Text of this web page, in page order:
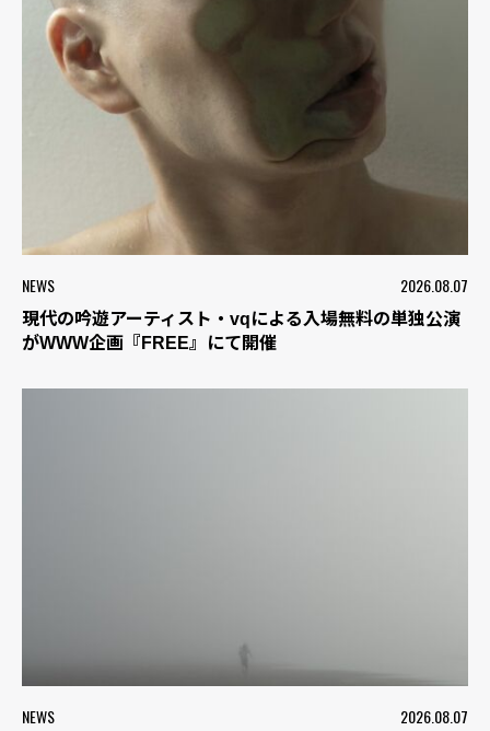
NEWS 2026.08.07
現代の吟遊アーティスト・vqによる入場無料の単独公演
がWWW企画『FREE』にて開催
NEWS 2026.08.07